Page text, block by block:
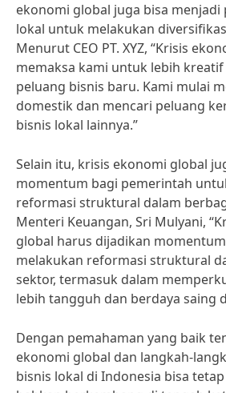
ekonomi global juga bisa menjadi
lokal untuk melakukan
Menurut CEO PT. XYZ, “Krisis
memaksa kami untuk lebih
peluang bisnis baru. Kami mulai
domestik dan mencari peluang
bisnis lokal lainnya.”
Selain itu, krisis ekonomi global
momentum bagi pemerintah
reformasi struktural dalam
Menteri Keuangan, Sri Mulyani,
global harus dijadikan
melakukan reformasi struktural
sektor, termasuk dalam
lebih tangguh dan berdaya saing
Dengan pemahaman yang baik
ekonomi global dan langkah-
bisnis lokal di Indonesia bisa